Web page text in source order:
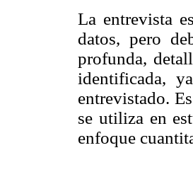
La entrevista
datos, pero
profunda,
identificada,
entrevistado.
se utiliza en
enfoque